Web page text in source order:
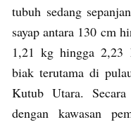
tubuh sedang
sayap antara 130 cm
1,21 kg hingga 2,23
biak terutama di
Kutub Utara.
dengan kawasan